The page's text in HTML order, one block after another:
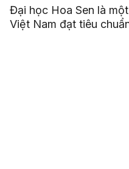
Đại học Hoa Sen là
Việt Nam đạt tiêu